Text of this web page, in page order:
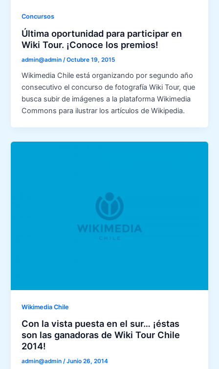
Concursos
Última oportunidad para participar en
Wiki Tour. ¡Conoce los premios!
admin@admin /Octubre 19, 2015
Wikimedia Chile está organizando por segundo año
consecutivo el concurso de fotografía Wiki Tour, que
busca subir de imágenes a la plataforma Wikimedia
Commons para ilustrar los artículos de Wikipedia.
Wikimedia Chile
Con la vista puesta en el sur… ¡éstas
son las ganadoras de Wiki Tour Chile
2014!
admin@admin/Junio 26, 2014